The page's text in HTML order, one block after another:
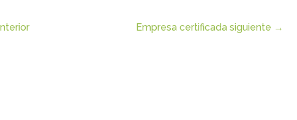
Empresa certificada siguiente →